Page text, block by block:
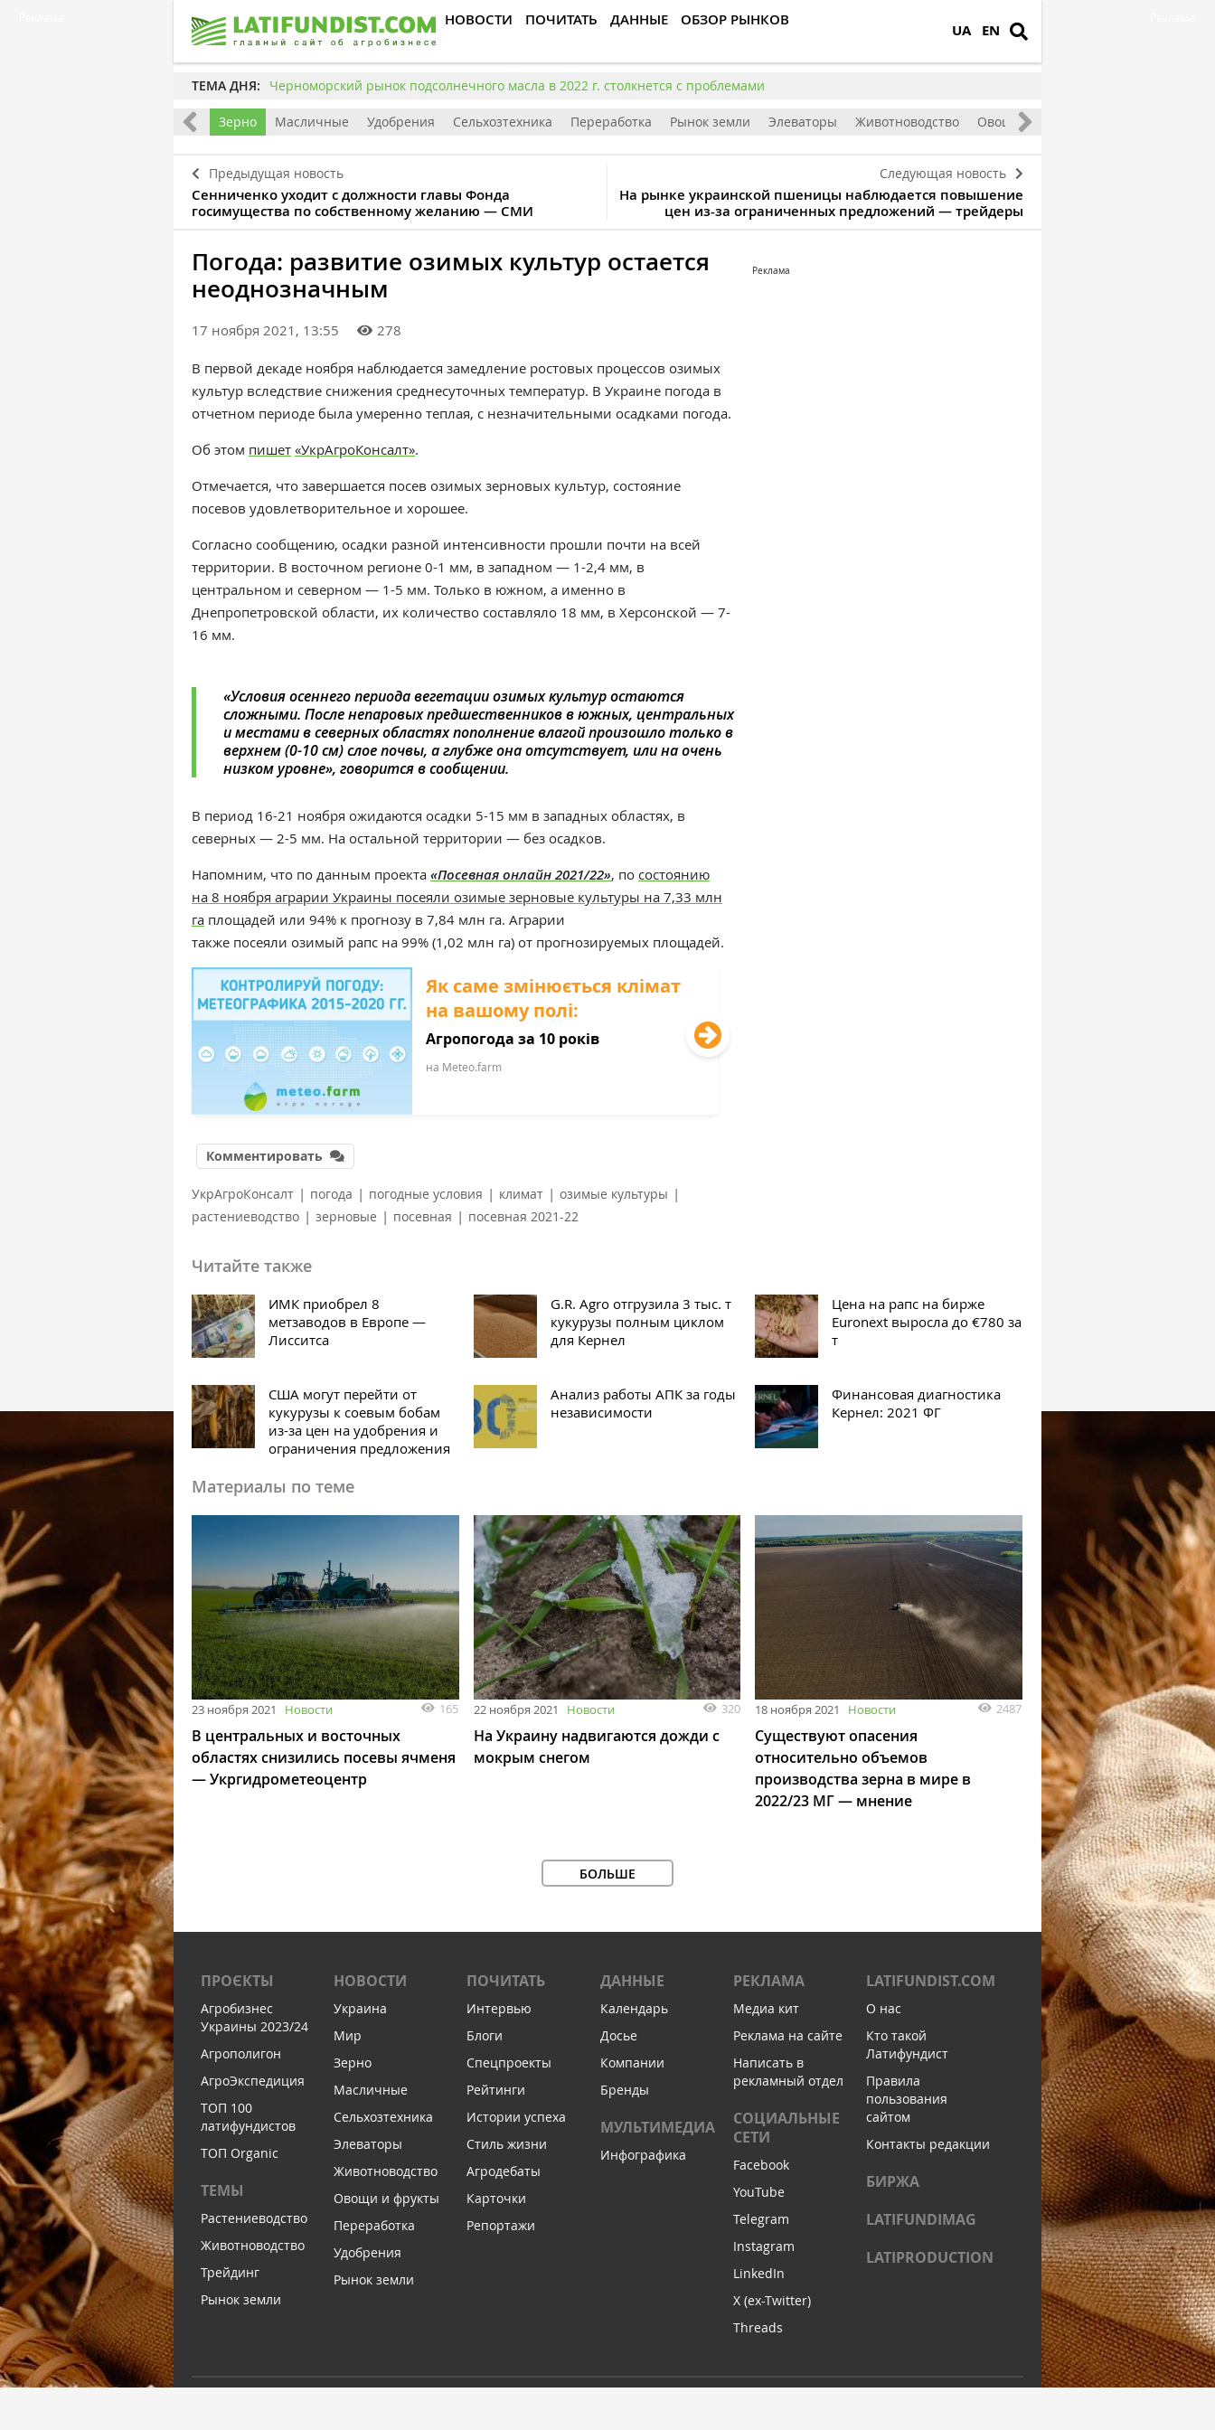
UA EN
НОВОСТИ ПОЧИТАТЬ ДАННЫЕ ОБЗОР РЫНКОВ
ТЕМА ДНЯ: Черноморский рынок подсолнечного масла в 2022 г. столкнется с проблемами
Мир Зерно Масличные Удобрения Сельхозтехника Переработка Рынок земли Элеваторы Животноводство Овощи и фрукты
Предыдущая новость
Сенниченко уходит с должности главы Фонда
госимущества по собственному желанию — СМИ
Следующая новость
На рынке украинской пшеницы наблюдается повышение
цен из-за ограниченных предложений — трейдеры
Погода: развитие озимых культур остается
неоднозначным
17 ноября 2021, 13:55 278
В первой декаде ноября наблюдается замедление ростовых процессов озимых
культур вследствие снижения среднесуточных температур. В Украине погода в
отчетном периоде была умеренно теплая, с незначительными осадками погода.
Об этом пишет «УкрАгроКонсалт».
Отмечается, что завершается посев озимых зерновых культур, состояние
посевов удовлетворительное и хорошее.
Согласно сообщению, осадки разной интенсивности прошли почти на всей
территории. В восточном регионе 0-1 мм, в западном — 1-2,4 мм, в
центральном и северном — 1-5 мм. Только в южном, а именно в
Днепропетровской области, их количество составляло 18 мм, в Херсонской — 7-
16 мм.
«Условия осеннего периода вегетации озимых культур остаются
сложными. После непаровых предшественников в южных, центральных
и местами в северных областях пополнение влагой произошло только в
верхнем (0-10 см) слое почвы, а глубже она отсутствует, или на очень
низком уровне», говорится в сообщении.
В период 16-21 ноября ожидаются осадки 5-15 мм в западных областях, в
северных — 2-5 мм. На остальной территории — без осадков.
Напомним, что по данным проекта «Посевная онлайн 2021/22», по состоянию
на 8 ноября аграрии Украины посеяли озимые зерновые культуры на 7,33 млн
га площадей или 94% к прогнозу в 7,84 млн га. Аграрии
также посеяли озимый рапс на 99% (1,02 млн га) от прогнозируемых площадей.
Як саме змінюється клімат
на вашому полі:
Агропогода за 10 років
на Мeteo.farm
Комментировать
УкрАгроКонсалт | погода | погодные условия | климат | озимые культуры |
растениеводство | зерновые | посевная | посевная 2021-22
Реклама
Читайте также
ИМК приобрел 8
метзаводов в Европе —
Лисситса
G.R. Agro отгрузила 3 тыс. т
кукурузы полным циклом
для Кернел
Цена на рапс на бирже
Euronext выросла до €780 за
т
США могут перейти от
кукурузы к соевым бобам
из-за цен на удобрения и
ограничения предложения
Анализ работы АПК за годы
независимости
Финансовая диагностика
Кернел: 2021 ФГ
Материалы по теме
23 ноября 2021 Новости 165
В центральных и восточных
областях снизились посевы ячменя
— Укргидрометеоцентр
22 ноября 2021 Новости 320
На Украину надвигаются дожди с
мокрым снегом
18 ноября 2021 Новости 2487
Существуют опасения
относительно объемов
производства зерна в мире в
2022/23 МГ — мнение
БОЛЬШЕ
ПРОЄКТЫ
Агробизнес
Украины 2023/24
Агрополигон
АгроЭкспедиция
ТОП 100
латифундистов
ТОП Organic
ТЕМЫ
Растениеводство
Животноводство
Трейдинг
Рынок земли
НОВОСТИ
Украина
Мир
Зерно
Масличные
Сельхозтехника
Элеваторы
Животноводство
Овощи и фрукты
Переработка
Удобрения
Рынок земли
ПОЧИТАТЬ
Интервью
Блоги
Спецпроекты
Рейтинги
Истории успеха
Стиль жизни
Агродебаты
Карточки
Репортажи
ДАННЫЕ
Календарь
Досье
Компании
Бренды
МУЛЬТИМЕДИА
Инфографика
РЕКЛАМА
Медиа кит
Реклама на сайте
Написать в
рекламный отдел
СОЦИАЛЬНЫЕ
СЕТИ
Facebook
YouTube
Telegram
Instagram
LinkedIn
X (ex-Twitter)
Threads
LATIFUNDIST.COM
О нас
Кто такой
Латифундист
Правила
пользования
сайтом
Контакты редакции
БИРЖА
LATIFUNDIMAG
LATIPRODUCTION